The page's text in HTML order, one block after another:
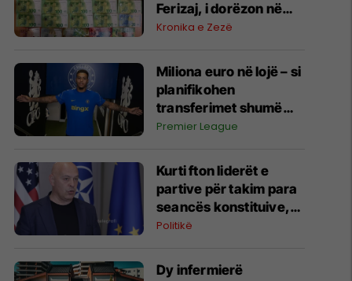
Ferizaj, i dorëzon në
polici
Kronika e Zezë
Miliona euro në lojë – si
planifikohen
transferimet shumë
muaj para hapjes së
Premier League
Kurti fton liderët e
partive për takim para
seancës konstituive,
Aleanca refuzon
Politikë
Dy infermierë